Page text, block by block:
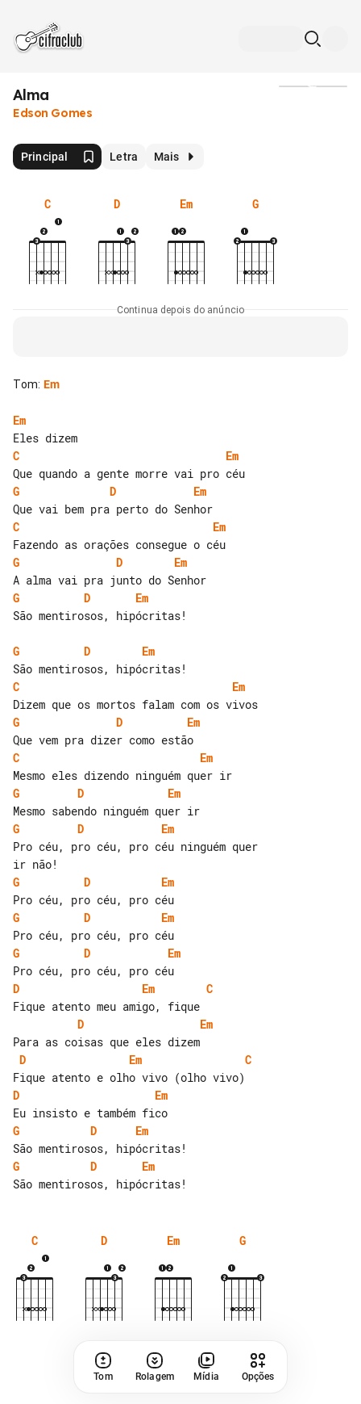
Alma
Edson Gomes
Principal Letra Mais
C D Em G
Continua depois do anúncio
Tom: Em
Em
C
Em
G
D
Em
C
Em
G
D
Em
G
D
Em
São mentirosos, hipócritas!
G D
Em
C
Em
G
D
Em
C
Em
G
D
Em
G
D
Em
Pro céu, pro céu, pro céu ninguém quer
G
D
Em
G
D
Em
G
D
Em
D
Em
C
D
Em
D
Em
C
D
Em
G
D
Em
G
D
Em
C D Em G
Tom Rolagem Mídia Opções